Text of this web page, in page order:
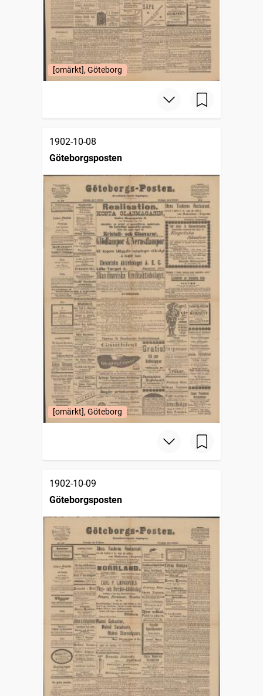
[omärkt], Göteborg
1902-10-08
Göteborgsposten
[omärkt], Göteborg
1902-10-09
Göteborgsposten